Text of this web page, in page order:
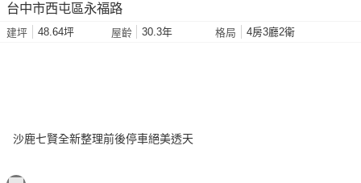
台中市西屯區永福路
建坪 48.64坪 屋齡 30.3年 格局 4房3廳2衛